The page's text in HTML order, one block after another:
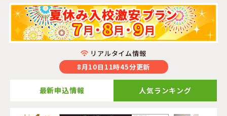
リアルタイム情報
8月10日11時45分更新
最新申込情報 人気ランキング